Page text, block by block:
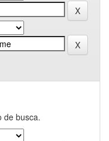
de busca.